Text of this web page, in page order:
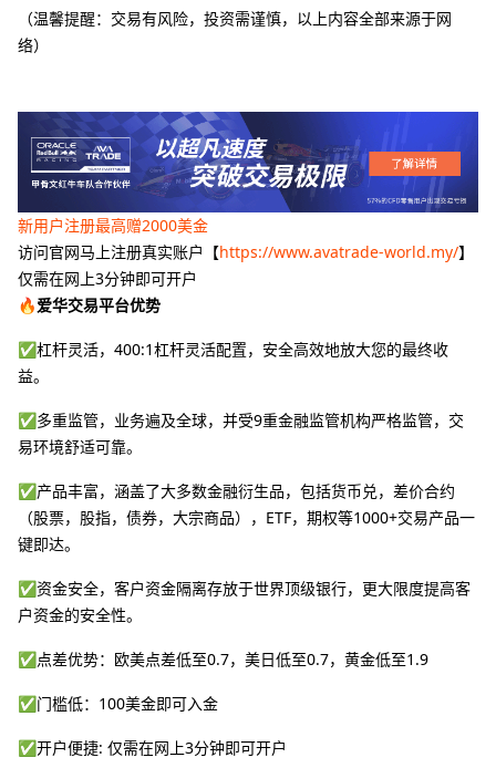
（温馨提醒：交易有风险，投资需谨慎，以上内容全部来源于网
络）
新用户注册最高赠2000美金
访问官网马上注册真实账户【https://www.avatrade-world.my/】
仅需在网上3分钟即可开户
🔥爱华交易平台优势
✅杠杆灵活，400:1杠杆灵活配置，安全高效地放大您的最终收
益。
✅多重监管，业务遍及全球，并受9重金融监管机构严格监管，交
易环境舒适可靠。
✅产品丰富，涵盖了大多数金融衍生品，包括货币兑，差价合约
（股票，股指，债券，大宗商品），ETF，期权等1000+交易产品一
键即达。
✅资金安全，客户资金隔离存放于世界顶级银行，更大限度提高客
户资金的安全性。
✅点差优势：欧美点差低至0.7，美日低至0.7，黄金低至1.9
✅门槛低：100美金即可入金
✅开户便捷: 仅需在网上3分钟即可开户